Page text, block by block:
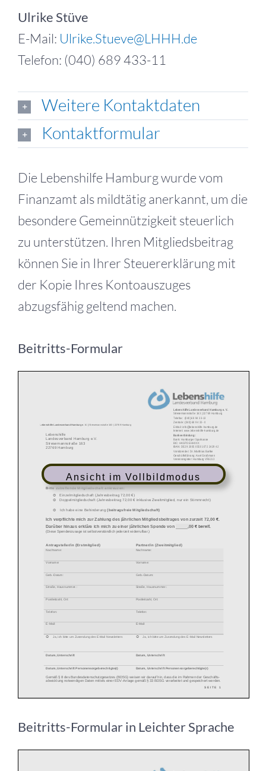
Ulrike Stüve
E-Mail: Ulrike.Stueve@LHHH.de
Telefon: (040) 689 433-11
Weitere Kontaktdaten
Kontaktformular
Die Lebenshilfe Hamburg wurde vom
Finanzamt als mildtätig anerkannt, um die
besondere Gemeinnützigkeit steuerlich
zu unterstützen. Ihren Mitgliedsbeitrag
können Sie in Ihrer Steuererklärung mit
der Kopie Ihres Kontoauszuges
abzugsfähig geltend machen.
Beitritts-Formular
Ansicht im Vollbildmodus
Beitritts-Formular in Leichter Sprache